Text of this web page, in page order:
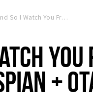
And So I Watch You From Afar & Caspian + otay:onii
YOU
+